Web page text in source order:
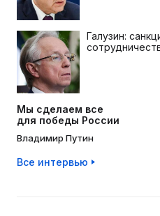
Галузин:
Мы сделаем все
для победы России
Владимир Путин
Все интервью